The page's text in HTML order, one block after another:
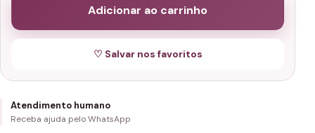
Adicionar ao carrinho
♡ Salvar nos favoritos
Atendimento humano
Receba ajuda pelo WhatsApp